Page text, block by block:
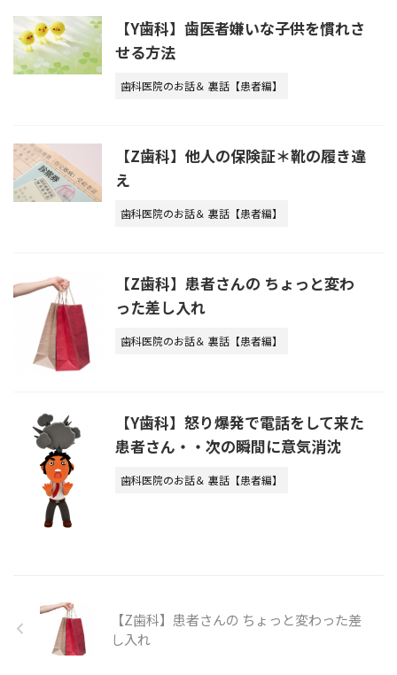
【Y歯科】歯医者嫌いな子供を慣れさ
せる方法
歯科医院のお話＆ 裏話【患者編】
【Z歯科】他人の保険証＊靴の履き違
え
歯科医院のお話＆ 裏話【患者編】
【Z歯科】患者さんの ちょっと変わ
った差し入れ
歯科医院のお話＆ 裏話【患者編】
【Y歯科】怒り爆発で電話をして来た
患者さん・・次の瞬間に意気消沈
歯科医院のお話＆ 裏話【患者編】
【Z歯科】患者さんの ちょっと変わった差
し入れ